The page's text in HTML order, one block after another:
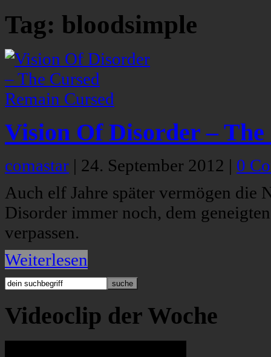
Tag: bloodsimple
Vision Of Disorder –
comastar | 24. September 2012 | 0
Auch elf Jahre später vermögen
Disorder immer noch, dem
verpassen.
Weiterlesen
Videoclip der Woche